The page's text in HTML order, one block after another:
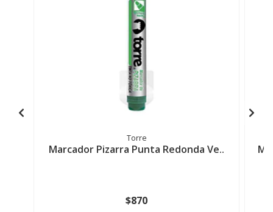
Torre
Marcador Pizarra Punta Redonda Ve..
$870